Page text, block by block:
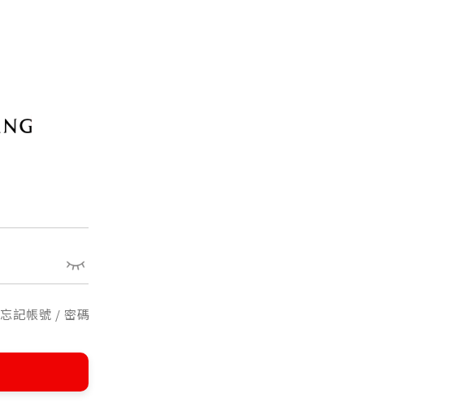
忘記帳號 / 密碼